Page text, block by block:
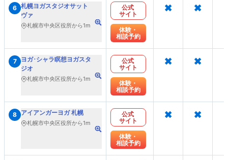
6 札幌ヨガスタジオサット
ヴァ
札幌市中央区役所から1m
公式
サイト
体験・
相談予約
× ×
7
ヨガ･シャラ瞑想ヨガスタ
ジオ
札幌市中央区役所から1m
公式
サイト
体験・
相談予約
× ×
8 アイアンガーヨガ 札幌
札幌市中央区役所から1m
公式
サイト
体験・
相談予約
× ×